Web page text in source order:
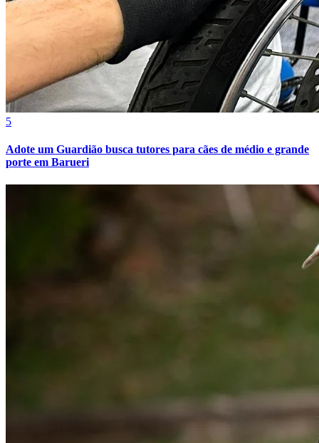
5
Adote um Guardião busca tutores para cães de médio e grande
porte em Barueri